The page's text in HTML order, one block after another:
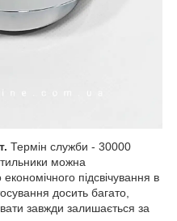
Термін служби - 30000
можна
економічного підсвічування в
досить багато,
завжди залишається за